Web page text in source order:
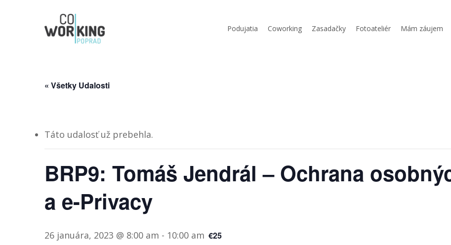
Hit enter to search or ESC to close
Podujatia Coworking Zasadačky Fotoateliér Mám záujem
« Všetky Udalosti
Táto udalosť už prebehla.
BRP9: Tomáš Jendrál – Ochrana
a e-Privacy
26 januára, 2023 @ 8:00 am - 10:00 am €25